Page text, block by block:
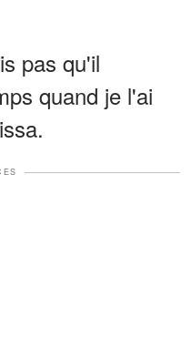
pas qu'il
quand je l'ai